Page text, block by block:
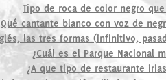
Tipo de roca de color negro
cantante blanco con voz de
las tres formas (infinitivo,
¿Cuál es el Parque Nacional
¿A que tipo de restaurante